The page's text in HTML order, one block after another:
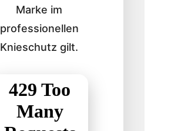
Marke im
professionellen
Knieschutz gilt.